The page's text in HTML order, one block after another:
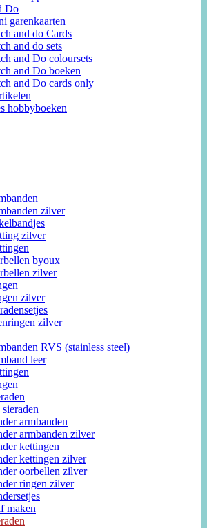
Do
garenkaarten
and do Cards
and do sets
and Do coloursets
and Do boeken
and Do cards only
hobbyboeken
zilver
zilver
byoux
zilver
zilver
zilver
RVS (stainless steel)
leer
armbanden
armbanden zilver
kettingen
kettingen zilver
oorbellen zilver
ringen zilver
maken